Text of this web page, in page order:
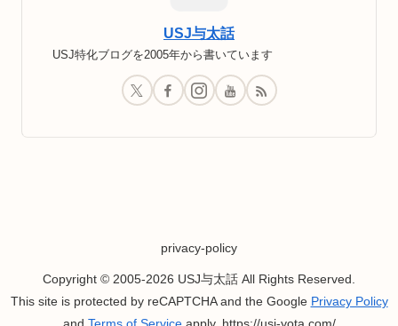
USJ与太話
USJ特化ブログを2005年から書いています
privacy-policy
Copyright © 2005-2026 USJ与太話 All Rights Reserved.
This site is protected by reCAPTCHA and the Google Privacy Policy